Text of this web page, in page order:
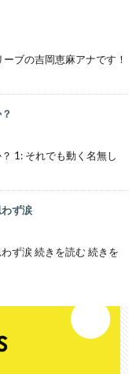
ブの吉岡恵麻アナです！
1: それでも動く名無し
ず涙
ず涙 続きを読む 続きを